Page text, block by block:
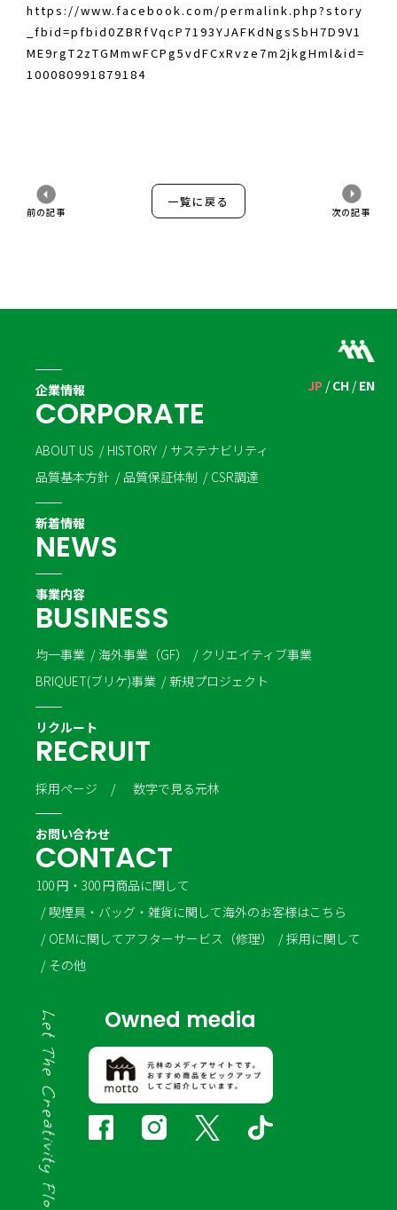
https://www.facebook.com/permalink.php?story
_fbid=pfbid0ZBRfVqcP7193YJAFKdNgsSbH7D9V1
ME9rgT2zTGMmwFCPg5vdFCxRvze7m2jkgHml&id=
100080991879184
前の記事
一覧に戻る
次の記事
JP CH EN
企業情報
CORPORATE
ABOUT US HISTORY
サステナビリティ
品質基本方針
品質保証体制 CSR調達
新着情報
NEWS
事業内容
BUSINESS
均一事業 海外事業（GF）
クリエイティブ事業
BRIQUET(ブリケ)事業
新規プロジェクト
リクルート
RECRUIT
採用ページ 数字で見る元林
お問い合わせ
CONTACT
100 円・300 円商品に関して
喫煙具・バッグ・雑貨に関して海外のお客様はこちら
OEMに関してアフターサービス（修理）
採用に関して
その他
Owned media